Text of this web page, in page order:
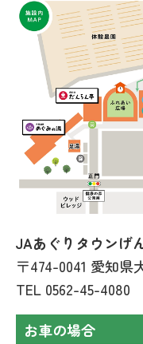
JAあぐりタウンげ
〒474-0041 愛知県
TEL 0562-45-4080
お車の場合